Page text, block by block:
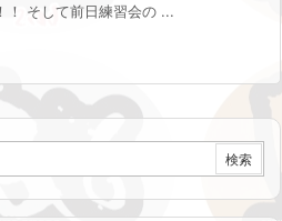
！ そして前日練習会の ...